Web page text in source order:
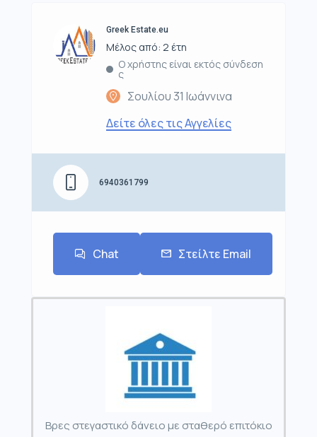
Greek Estate.eu
Μέλος από: 2 έτη
Ο χρήστης είναι εκτός σύνδεση
ς
Σουλίου 31 Ιωάννινα
Δείτε όλες τις Αγγελίες
6940361799
Chat Στείλτε Email
Βρες στεγαστικό δάνειο με σταθερό επιτόκιο